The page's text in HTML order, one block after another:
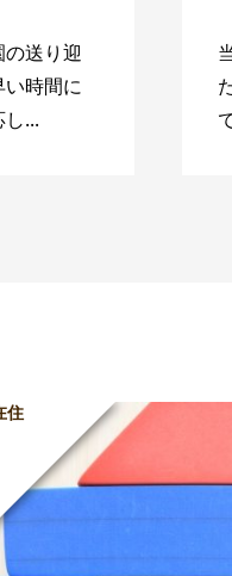
送り迎
い時間に
...
住